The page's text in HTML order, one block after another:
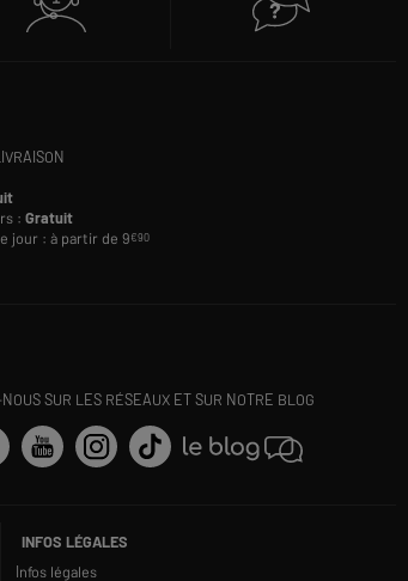
:Gratuit
jour : à partir de 9€90
SUR LES RÉSEAUX ET SUR NOTRE BLOG
INFOS LÉGALES
Infos légales